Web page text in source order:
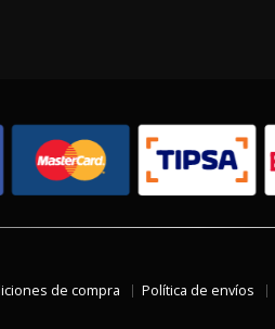
de compra Política de envíos